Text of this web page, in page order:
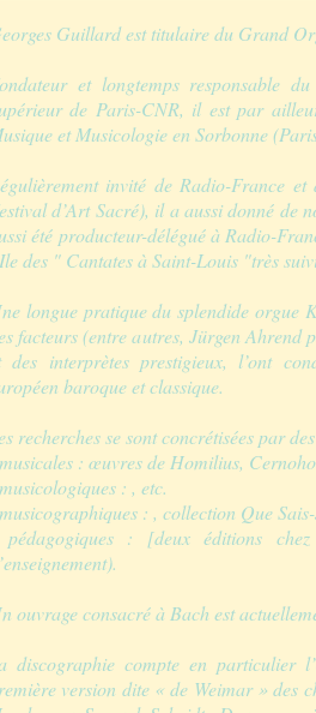
Guillard est titulaire du Grand
et longtemps responsable
de Paris-CNR, il est par
et Musicologie en Sorbonne
invité de Radio-France
d’Art Sacré), il a aussi donné de
été producteur-délégué à Radio-
des " Cantates à Saint-Louis "très
longue pratique du splendide orgue
facteurs (entre autres, Jürgen
des interprètes prestigieux, l’ont
baroque et classique.
recherches se sont concrétisées par
: œuvres de Homilius,
: , etc.
: , collection Que
: [deux éditions chez
ouvrage consacré à Bach est
discographie compte en particulier
version dite « de Weimar » des